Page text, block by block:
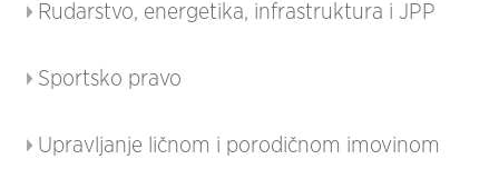
Rudarstvo, energetika, infrastruktura i JPP
Sportsko pravo
Upravljanje ličnom i porodičnom imovinom